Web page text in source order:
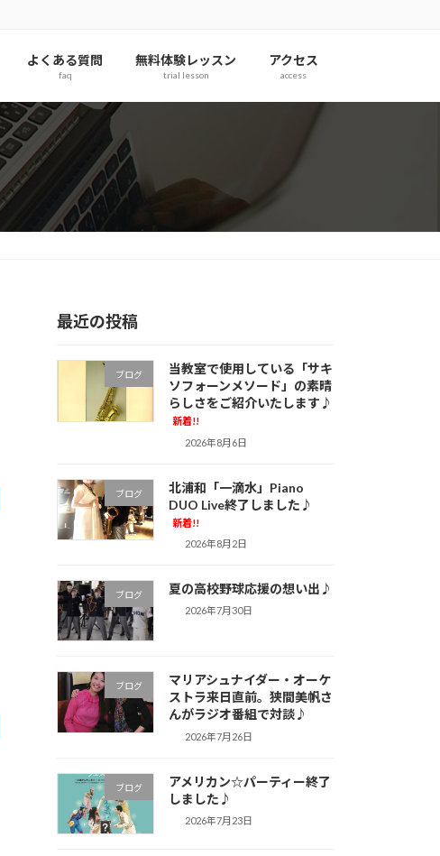
よくある質問
faq
無料体験レッスン
trial lesson
アクセス
access
最近の投稿
ブログ
当教室で使用している「サキ
ソフォーンメソード」の素晴
らしさをご紹介いたします♪
新着!!
2026年8月6日
ブログ
北浦和「一滴水」Piano
DUO Live終了しました♪
新着!!
2026年8月2日
ブログ 夏の高校野球応援の想い出♪
2026年7月30日
ブログ
マリアシュナイダー・オーケ
ストラ来日直前。狭間美帆さ
んがラジオ番組で対談♪
2026年7月26日
ブログ
アメリカン☆パーティー終了
しました♪
2026年7月23日